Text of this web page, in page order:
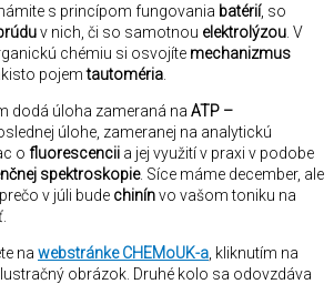
s princípom fungovania batérií, so
v nich, či so samotnou elektrolýzou . V
chémiu si osvojíte mechanizmus
pojemtautoméria
dodá úloha zameraná na ATP –
úlohe, zameranej na analytickú
o fluorescencii a jej využití v praxi v podobe
spektroskopie. Síce máme december, ale
v júli bude chinínvo vašom toniku na
na webstránke CHEMoUK-a , kliknutím na
obrázok. Druhé kolo sa odovzdáva